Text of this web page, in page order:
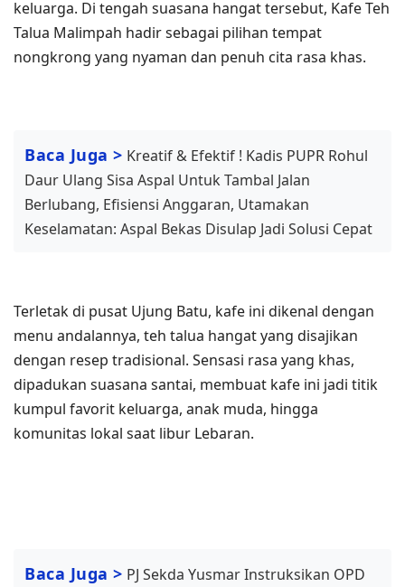
keluarga. Di tengah suasana hangat tersebut, Kafe Teh
Talua Malimpah hadir sebagai pilihan tempat
nongkrong yang nyaman dan penuh cita rasa khas.
Baca Juga > Kreatif & Efektif ! Kadis PUPR Rohul
Daur Ulang Sisa Aspal Untuk Tambal Jalan
Berlubang, Efisiensi Anggaran, Utamakan
Keselamatan: Aspal Bekas Disulap Jadi Solusi Cepat
Terletak di pusat Ujung Batu, kafe ini dikenal dengan
menu andalannya, teh talua hangat yang disajikan
dengan resep tradisional. Sensasi rasa yang khas,
dipadukan suasana santai, membuat kafe ini jadi titik
kumpul favorit keluarga, anak muda, hingga
komunitas lokal saat libur Lebaran.
Baca Juga > PJ Sekda Yusmar Instruksikan OPD